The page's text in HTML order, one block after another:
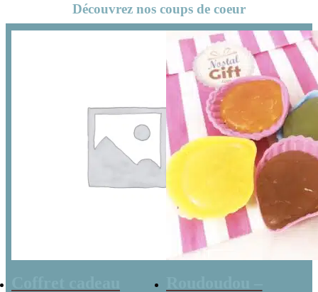
Découvrez nos coups de coeur